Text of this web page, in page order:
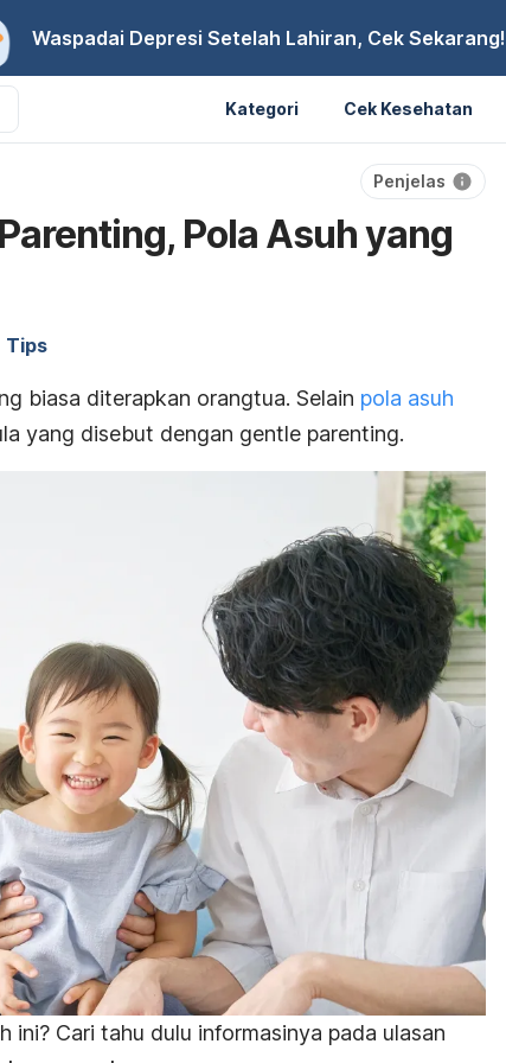
Waspadai Depresi Setelah Lahiran, Cek Sekarang!
Kategori Cek Kesehatan
Penjelas
Pola Asuh yang
Tips
biasa diterapkan orangtua. Selain pola asuh
yang disebut dengan gentle parenting.
ini? Cari tahu dulu informasinya pada ulasan